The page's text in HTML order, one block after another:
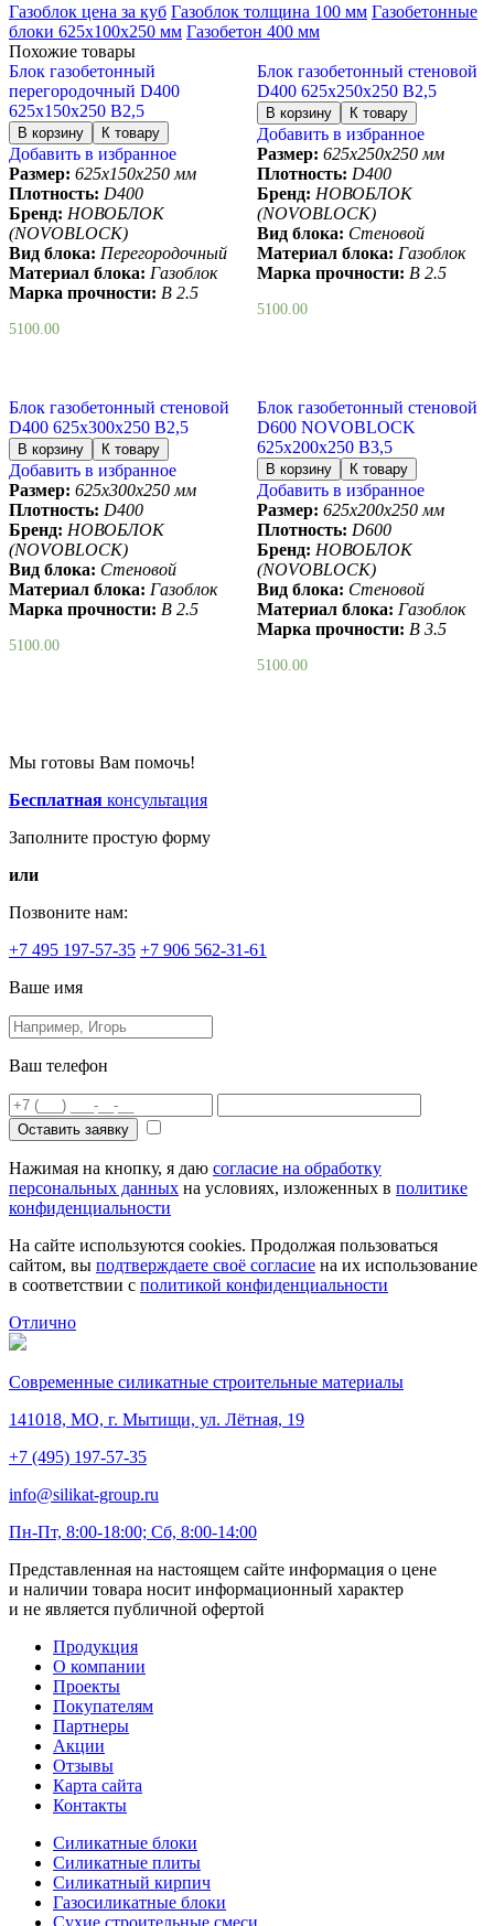
Газоблок цена за куб Газоблок толщина 100 мм Газобетонные
блоки 625х100х250 мм Газобетон 400 мм
Похожие товары
Блок газобетонный
перегородочный D400
625х150х250 B2,5
Добавить в избранное
Размер: 625х150х250 мм
Плотность: D400
Бренд: НОВОБЛОК
(NOVOBLOCK)
Вид блока: Перегородочный
Материал блока: Газоблок
Марка прочности: B 2.5
5100.00
Блок газобетонный стеновой
D400 625х250х250 B2,5
Добавить в избранное
Размер: 625х250х250 мм
Плотность: D400
Бренд: НОВОБЛОК
(NOVOBLOCK)
Вид блока: Стеновой
Материал блока: Газоблок
Марка прочности: B 2.5
5100.00
Блок газобетонный стеновой
D400 625х300х250 B2,5
Добавить в избранное
Размер: 625х300х250 мм
Плотность: D400
Бренд: НОВОБЛОК
(NOVOBLOCK)
Вид блока: Стеновой
Материал блока: Газоблок
Марка прочности: B 2.5
5100.00
Блок газобетонный стеновой
D600 NOVOBLOCK
625х200х250 B3,5
Добавить в избранное
Размер: 625х200х250 мм
Плотность: D600
Бренд: НОВОБЛОК
(NOVOBLOCK)
Вид блока: Стеновой
Материал блока: Газоблок
Марка прочности: B 3.5
5100.00
Мы готовы Вам помочь!
Бесплатная консультация
Заполните простую форму
или
Позвоните нам:
+7 495 197-57-35 +7 906 562-31-61
Ваше имя
Ваш телефон
Оставить заявку
Нажимая на кнопку, я даю согласие на обработку
персональных данных на условиях, изложенных в политике
конфиденциальности
На сайте используются cookies. Продолжая пользоваться
сайтом, вы подтверждаете своё согласие на их использование
в соответствии с политикой конфиденциальности
Отлично
Современные силикатные строительные материалы
141018, МО, г. Мытищи, ул. Лётная, 19
+7 (495) 197-57-35
info@silikat-group.ru
Пн-Пт, 8:00-18:00; Сб, 8:00-14:00
Представленная на настоящем сайте информация о цене
и наличии товара носит информационный характер
и не является публичной офертой
Продукция
О компании
Проекты
Покупателям
Партнеры
Акции
Отзывы
Карта сайта
Контакты
Силикатные блоки
Силикатные плиты
Силикатный кирпич
Газосиликатные блоки
Сухие строительные смеси